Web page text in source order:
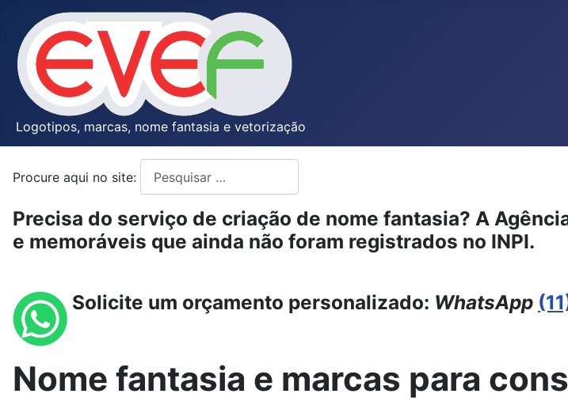
Logotipos, marcas, nome fantasia e vetorização
Procure aqui no site:
Precisa do serviço de criação de nome fantasia? A
e memoráveis que ainda não foram registrados no INPI.
Solicite um orçamento personalizado: WhatsApp
Nome fantasia e marcas para